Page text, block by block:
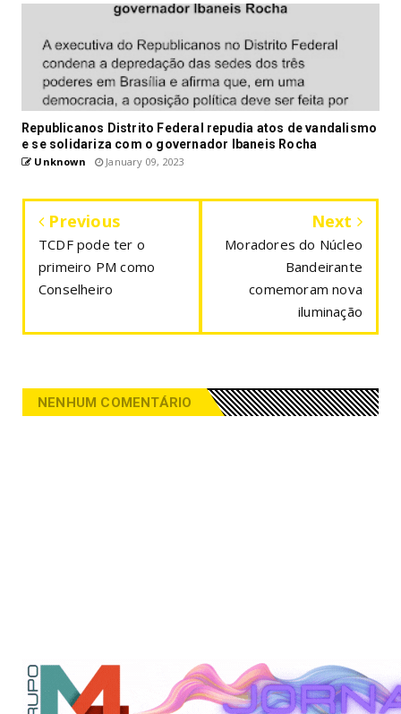
Republicanos Distrito Federal repudia atos de vandalismo
e se solidariza com o governador Ibaneis Rocha
Unknown January 09, 2023
Previous
TCDF pode ter o
primeiro PM como
Conselheiro
Next
Moradores do Núcleo
Bandeirante
comemoram nova
iluminação
NENHUM COMENTÁRIO